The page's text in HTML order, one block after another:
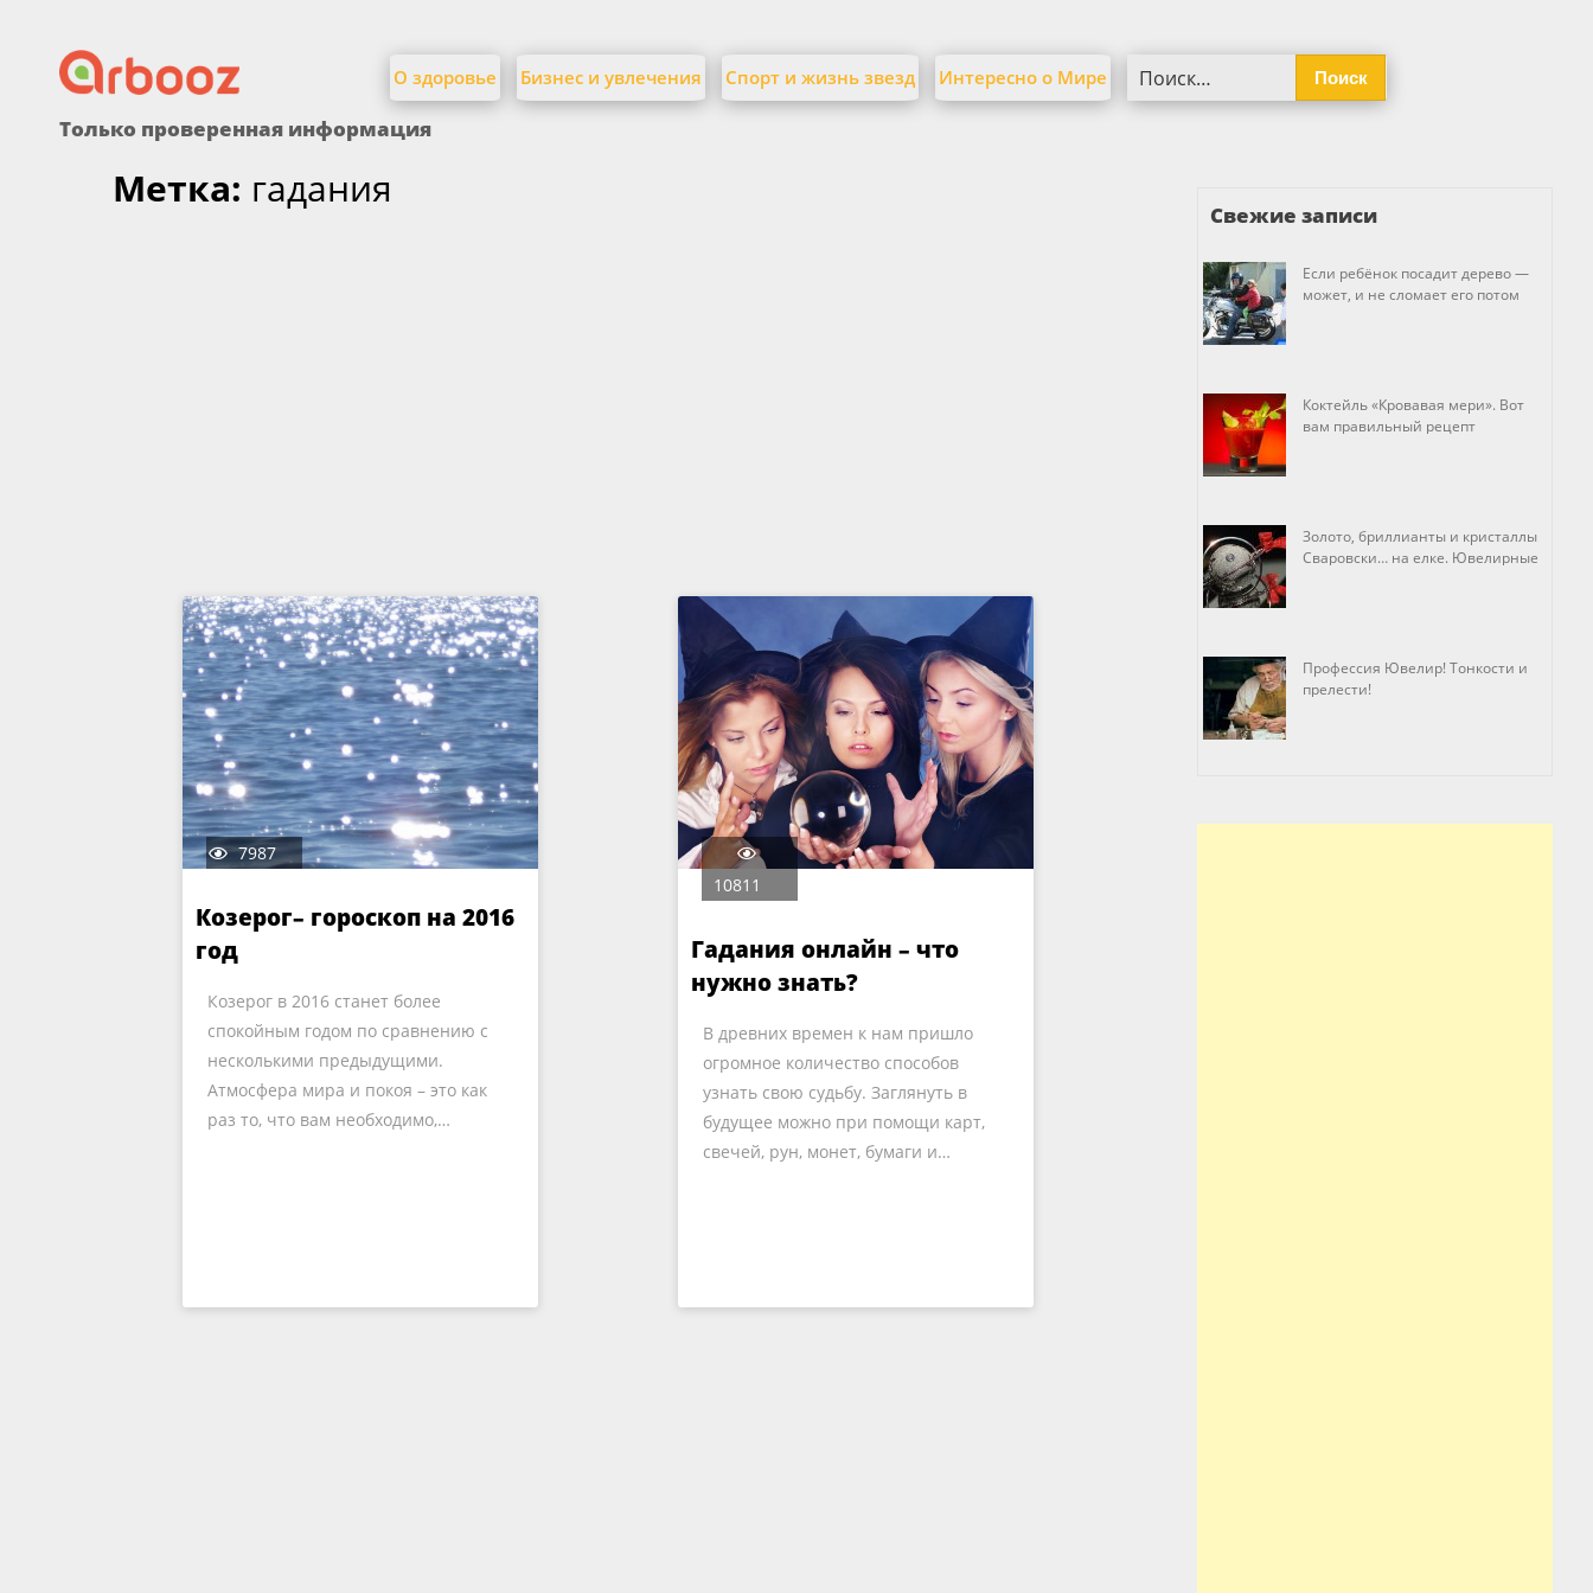
to
content
О здоровье Бизнес и увлечения Спорт и жизнь звезд Интересно о Мире
Только проверенная информация
Метка: гадания
7987
Козерог– гороскоп на 2016
год
Козерог в 2016 станет более
спокойным годом по сравнению с
несколькими предыдущими.
Атмосфера мира и покоя – это как
раз то, что вам необходимо,…
10811
Гадания онлайн – что
нужно знать?
В древних времен к нам пришло
огромное количество способов
узнать свою судьбу. Заглянуть в
будущее можно при помощи карт,
свечей, рун, монет, бумаги и…
Свежие записи
Если ребёнок посадит дерево —
может, и не сломает его потом
Коктейль «Кровавая мери». Вот
вам правильный рецепт
Золото, бриллианты и кристаллы
Сваровски… на елке. Ювелирные
Профессия Ювелир! Тонкости и
прелести!